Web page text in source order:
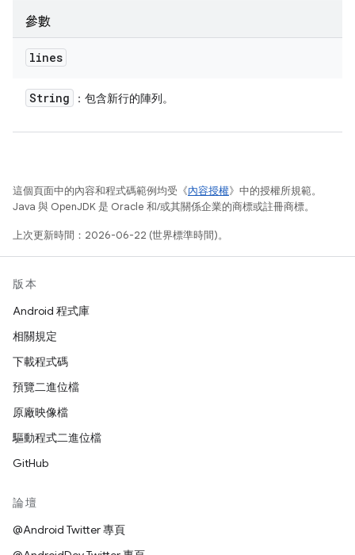
參數
lines
String ：包含新行的陣列。
這個頁面中的內容和程式碼範例均受《內容授權》中的授權所規範。
Java 與 OpenJDK 是 Oracle 和/或其關係企業的商標或註冊商標。
上次更新時間：2026-06-22 (世界標準時間)。
版本
Android 程式庫
相關規定
下載程式碼
預覽二進位檔
原廠映像檔
驅動程式二進位檔
GitHub
論壇
@Android Twitter 專頁